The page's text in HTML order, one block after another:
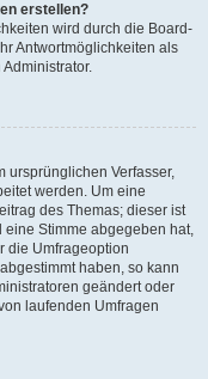
erstellen?
wird durch die Board-
Antwortmöglichkeiten als
ursprünglichen Verfasser,
werden. Um eine
des Themas; dieser ist
eine Stimme abgegeben hat,
die Umfrageoption
haben, so kann
geändert oder
laufenden Umfragen